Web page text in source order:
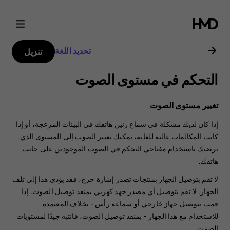
دليل
مستخدم
Nokia
C22
تحديد اللغة تنزيل
التحكم في مستوى الصوت
تغيير مستوى الصوت
إذا كان لديك مشكلة في سماع رنين هاتفك في البيئات المزعجة، أو إذا
كانت المكالمات عالية للغاية، يمكنك تغيير الصوت إلى المستوى الذي
يرضيك باستخدام مفتاحي التحكم في الصوت الموجودين على جانب
هاتفك.
لا تقم بتوصيل الجهاز بمنتجات تصدر إشارة خرج، فقد يؤدي هذا إلى تلف
الجهاز. لا تقم بتوصيل أي مصدر جهد كهربي بمنفذ توصيل الصوت. إذا
قمت بتوصيل جهاز خارجي أو سماعة رأس - بخلاف المعتمدة
للاستخدام مع هذا الجهاز - بمنفذ توصيل الصوت، فانتبه جيدًا لمستويات